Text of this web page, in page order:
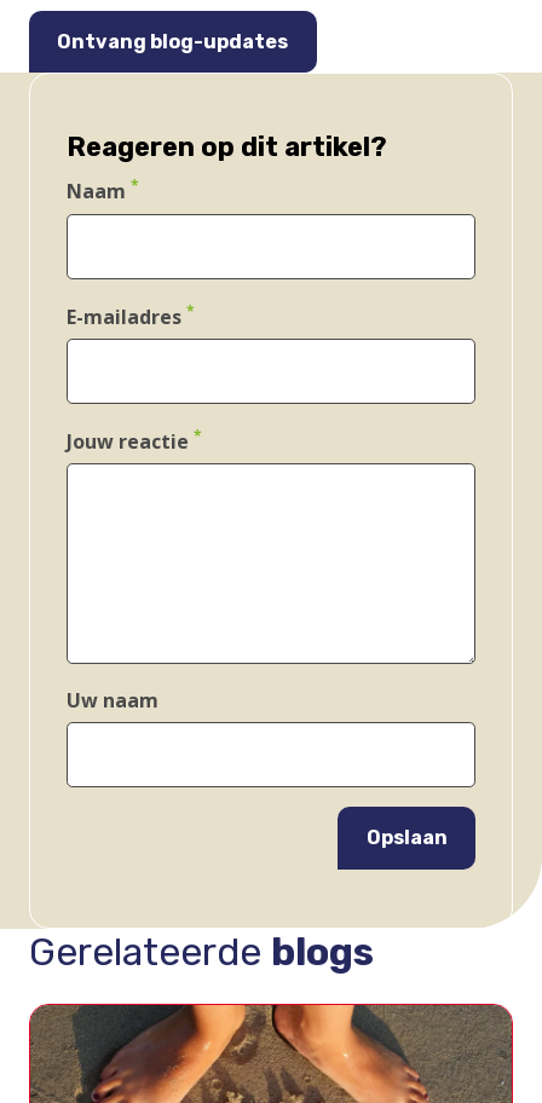
Ontvang blog-updates
Reageren op dit artikel?
Naam
E-mailadres
Jouw reactie
Uw naam
Opslaan
Gerelateerde blogs